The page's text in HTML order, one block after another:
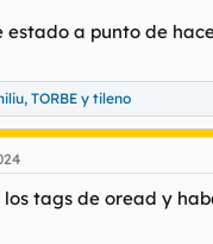
estado a punto de
, TORBE y tileno
tags de oread y